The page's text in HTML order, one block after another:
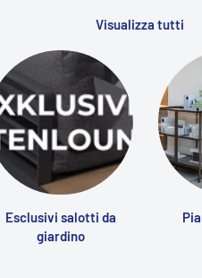
Visualizza tutti
Esclusivi salotti da
giardino